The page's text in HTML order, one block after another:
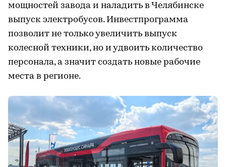
мощностей завода и наладить в Челябинске
выпуск электробусов. Инвестпрограмма
позволит не только увеличить выпуск
колесной техники, но и удвоить количество
персонала, а значит создать новые рабочие
места в регионе.